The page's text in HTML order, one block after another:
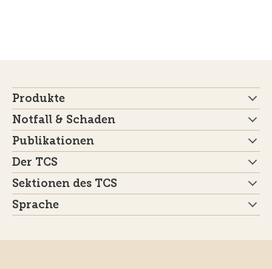
Produkte
Notfall & Schaden
Publikationen
Der TCS
Sektionen des TCS
Sprache